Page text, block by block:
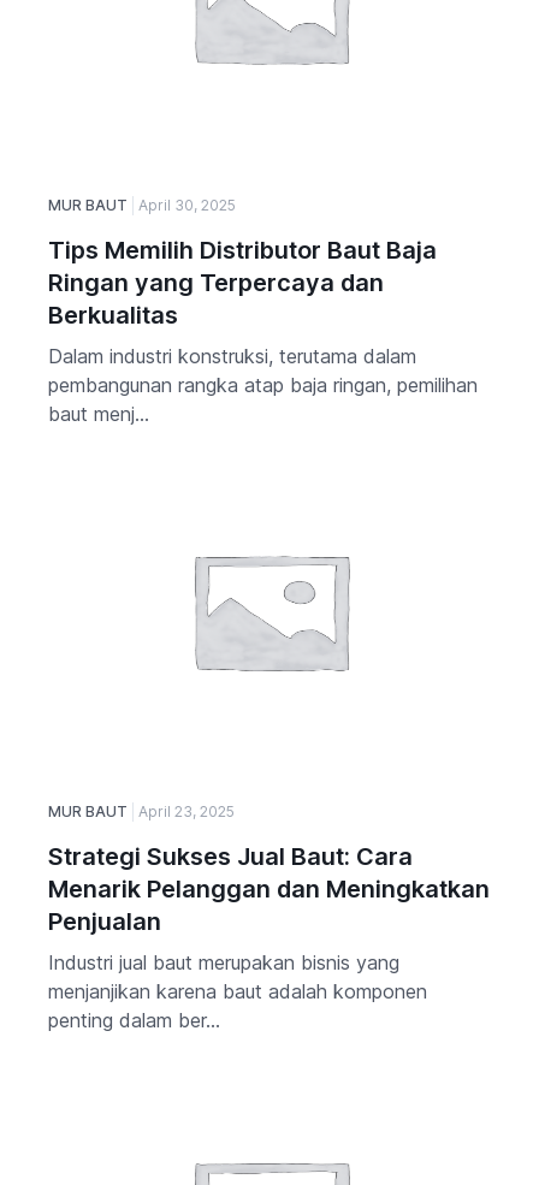
MUR BAUT April 30, 2025
Tips Memilih Distributor Baut Baja
Ringan yang Terpercaya dan
Berkualitas
Dalam industri konstruksi, terutama dalam
pembangunan rangka atap baja ringan, pemilihan
baut menj...
MUR BAUT April 23, 2025
Strategi Sukses Jual Baut: Cara
Menarik Pelanggan dan Meningkatkan
Penjualan
Industri jual baut merupakan bisnis yang
menjanjikan karena baut adalah komponen
penting dalam ber...